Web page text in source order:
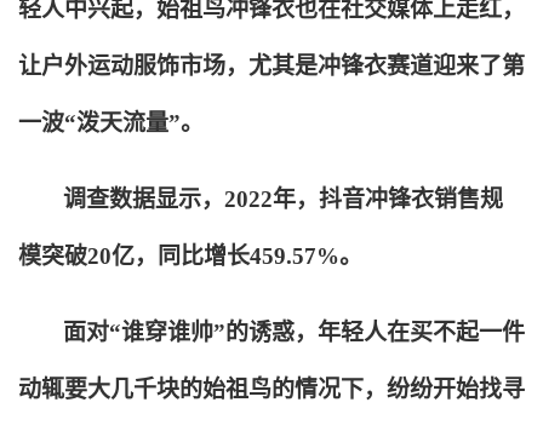
轻人中兴起，始祖鸟冲锋衣也在社交媒体上走红，
让户外运动服饰市场，尤其是冲锋衣赛道迎来了第
一波“泼天流量”。
调查数据显示，2022年，抖音冲锋衣销售规
模突破20亿，同比增长459.57%。
面对“谁穿谁帅”的诱惑，年轻人在买不起一件
动辄要大几千块的始祖鸟的情况下，纷纷开始找寻